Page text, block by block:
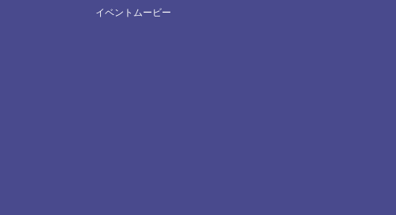
イベントムービー